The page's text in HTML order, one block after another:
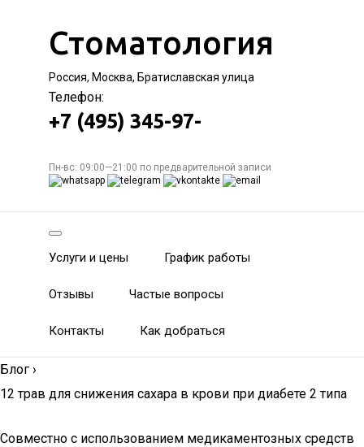
Стоматология
Россия, Москва, Братиславская улица
Телефон:
+7 (495) 345-97-
Пн-вс: 09:00—21:00 по предварительной записи
Услуги и цены График работы
Отзывы Частые вопросы
Контакты Как добраться
Блог ›
12 трав для снижения сахара в крови при диабете 2 типа
Совместно с использованием медикаментозных средств